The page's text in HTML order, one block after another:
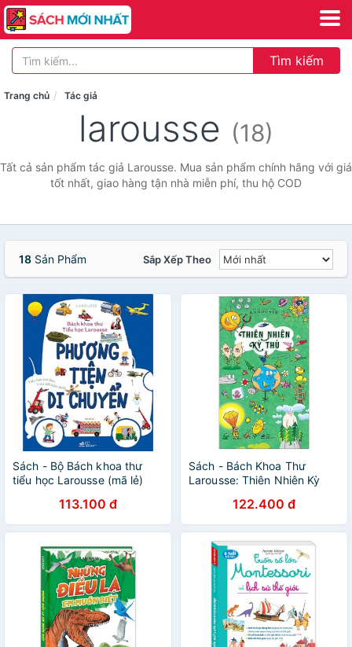
Tìm kiếm
Trang chủ Tác giả
larousse (18)
Tất cả sản phẩm tác giả Larousse. Mua sản phẩm chính hãng với giá
tốt nhất, giao hàng tận nhà miễn phí, thu hộ COD
18 Sản Phẩm Sắp Xếp Theo
Sách - Bộ Bách khoa thư
tiểu học Larousse (mã lẻ)
113.100 đ
Sách - Bách Khoa Thư
Larousse: Thiên Nhiên Kỳ
122.400 đ